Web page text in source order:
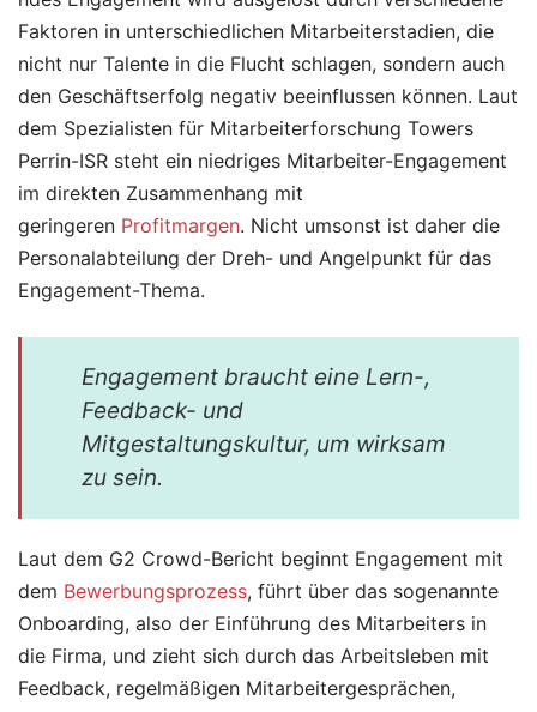
Faktoren in unterschiedlichen Mitarbeiterstadien, die
nicht nur Talente in die Flucht schlagen, sondern auch
den Geschäftserfolg negativ beeinflussen können. Laut
dem Spezialisten für Mitarbeiterforschung Towers
Perrin-ISR steht ein niedriges Mitarbeiter-Engagement
im direkten Zusammenhang mit
geringeren Profitmargen. Nicht umsonst ist daher die
Personalabteilung der Dreh- und Angelpunkt für das
Engagement-Thema.
Engagement braucht eine Lern-,
Feedback- und
Mitgestaltungskultur, um wirksam
zu sein.
Laut dem G2 Crowd-Bericht beginnt Engagement mit
dem Bewerbungsprozess, führt über das sogenannte
Onboarding, also der Einführung des Mitarbeiters in
die Firma, und zieht sich durch das Arbeitsleben mit
Feedback, regelmäßigen Mitarbeitergesprächen,